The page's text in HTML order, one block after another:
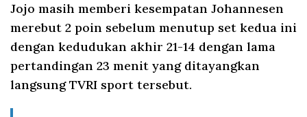
Jojo masih memberi kesempatan Johannesen
merebut 2 poin sebelum menutup set kedua ini
dengan kedudukan akhir 21-14 dengan lama
pertandingan 23 menit yang ditayangkan
langsung TVRI sport tersebut.